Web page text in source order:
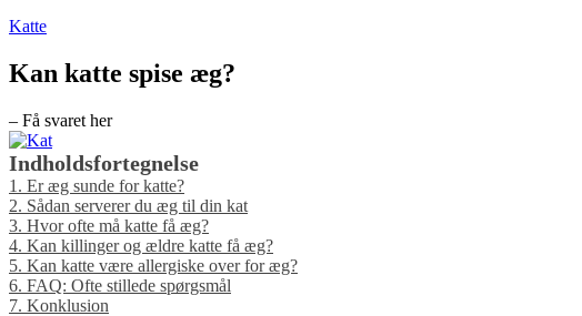
Katte
Kan katte spise æg?
– Få svaret her
Indholdsfortegnelse
1. Er æg sunde for katte?
2. Sådan serverer du æg til din kat
3. Hvor ofte må katte få æg?
4. Kan killinger og ældre katte få æg?
5. Kan katte være allergiske over for æg?
6. FAQ: Ofte stillede spørgsmål
7. Konklusion